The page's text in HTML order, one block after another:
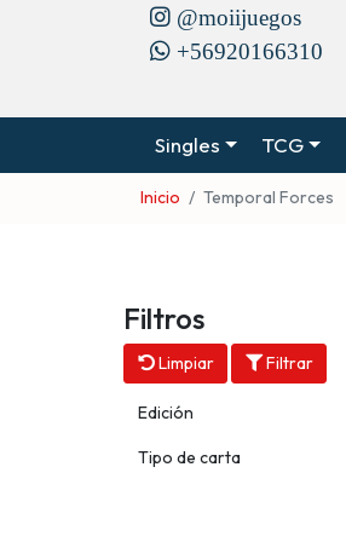
@moiijuegos
+56920166310
Singles TCG
Inicio Temporal Forces
Filtros
Limpiar Filtrar
Edición
Tipo de carta